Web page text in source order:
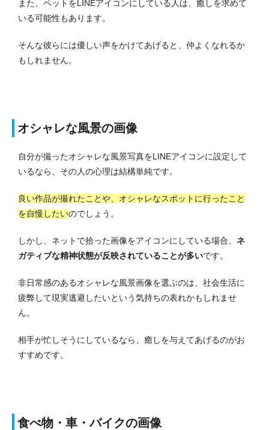
また、ペットをLINEアイコンにしている人は、癒しを求めて
いる可能性もあります。
そんな彼らには優しい声をかけてあげると、仲よくなれるか
もしれません。
オシャレな風景の画像
自分が撮ったオシャレな風景写真をLINEアイコンに設定して
いるなら、その人の心理は結構単純です。
良い作品が撮れたことや、オシャレなスポットに行ったこと
を自慢したいのでしょう。
しかし、ネットで拾った画像をアイコンにしている場合、 ネ
ガティブな精神状態が反映されていることが多いです。
非日常感のあるオシャレな風景画像を選ぶのは、社会生活に
疲弊して現実逃避したいという気持ちの表れかもしれませ
ん。
相手が忙しそうにしているなら、癒しを与えてあげるのがお
すすめです。
食べ物・車・バイクの画像